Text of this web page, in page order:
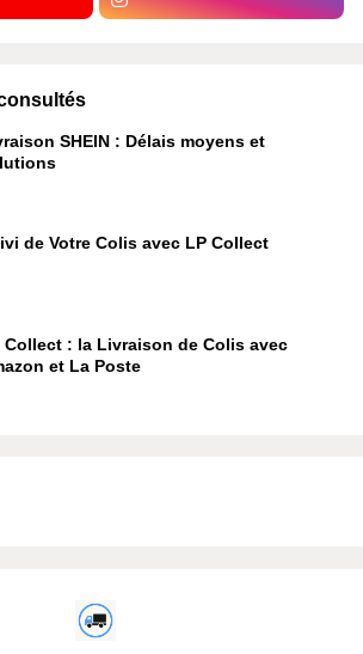
SHEIN : Délais moyens et
de Votre Colis avec LP Collect
Collect : la Livraison de Colis avec
et La Poste